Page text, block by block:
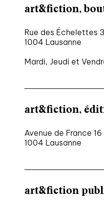
art&fiction,
Rue des Échelettes 3
1004 Lausanne
Mardi, Jeudi et
art&fiction,
Avenue de France 16
1004 Lausanne
art&fiction